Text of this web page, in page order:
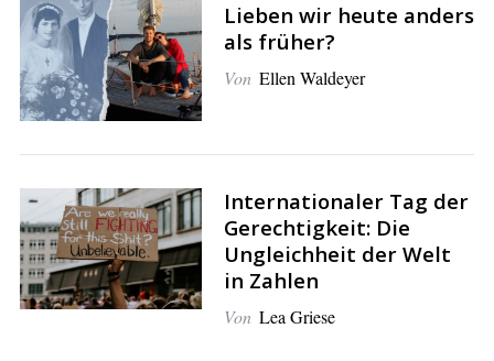
Lieben wir heute anders
als früher?
Von Ellen Waldeyer
Internationaler Tag der
Gerechtigkeit: Die
Ungleichheit der Welt
in Zahlen
Von Lea Griese
S
e
a
r